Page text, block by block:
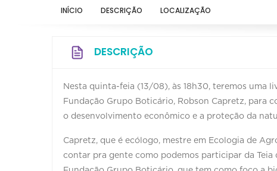
INÍCIO DESCRIÇÃO LOCALIZAÇÃO
DESCRIÇÃO
Nesta quinta-feia (13/08), às 18h30, teremos uma
Fundação Grupo Boticário, Robson Capretz, para
o desenvolvimento econômico e a proteção da
Capretz, que é ecólogo, mestre em Ecologia de
contar pra gente como podemos participar da